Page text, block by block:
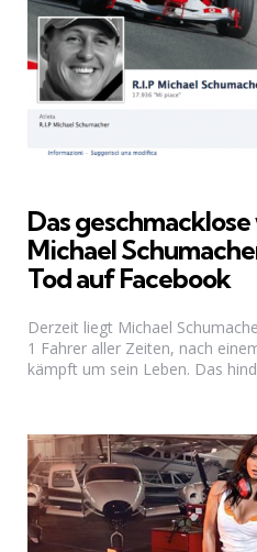
Das
Michael
Tod auf Facebook
Derzeit liegt Michael
1 Fahrer aller Zeiten, nach
kämpft um sein Leben. Das